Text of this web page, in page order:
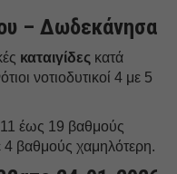
– Δωδεκάνησα
καταιγίδες κατά
νοτιοδυτικοί 4 με 5
έως 19 βαθμούς
4 βαθμούς χαμηλότερη.